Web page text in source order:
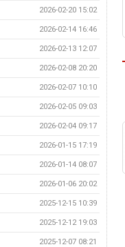
2026-02-20 15:02
2026-02-14 16:46
2026-02-13 12:07
2026-02-08 20:20
2026-02-07 10:10
2026-02-05 09:03
2026-02-04 09:17
2026-01-15 17:19
2026-01-14 08:07
2026-01-06 20:02
2025-12-15 10:39
2025-12-12 19:03
2025-12-07 08:21